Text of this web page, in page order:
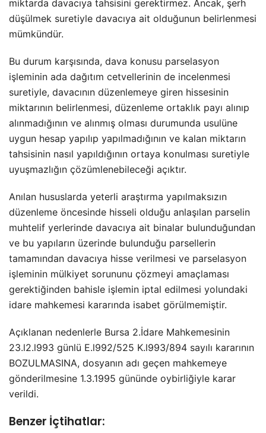
miktarda davacıya tahsisini gerektirmez. Ancak, şerh
düşülmek suretiyle davacıya ait olduğunun belirlenmesi
mümkündür.
Bu durum karşısında, dava konusu parselasyon
işleminin ada dağıtım cetvellerinin de incelenmesi
suretiyle, davacının düzenlemeye giren hissesinin
miktarının belirlenmesi, düzenleme ortaklık payı alınıp
alınmadığının ve alınmış olması durumunda usulüne
uygun hesap yapılıp yapılmadığının ve kalan miktarın
tahsisinin nasıl yapıldığının ortaya konulması suretiyle
uyuşmazlığın çözümlenebileceği açıktır.
Anılan hususlarda yeterli araştırma yapılmaksızın
düzenleme öncesinde hisseli olduğu anlaşılan parselin
muhtelif yerlerinde davacıya ait binalar bulunduğundan
ve bu yapıların üzerinde bulunduğu parsellerin
tamamından davacıya hisse verilmesi ve parselasyon
işleminin mülkiyet sorununu çözmeyi amaçlaması
gerektiğinden bahisle işlemin iptal edilmesi yolundaki
idare mahkemesi kararında isabet görülmemiştir.
Açıklanan nedenlerle Bursa 2.İdare Mahkemesinin
23.l2.l993 günlü E.l992/525 K.l993/894 sayılı kararının
BOZULMASINA, dosyanın adı geçen mahkemeye
gönderilmesine 1.3.1995 gününde oybirliğiyle karar
verildi.
Benzer İçtihatlar: